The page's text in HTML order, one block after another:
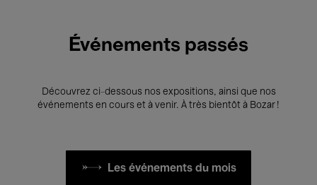
Événements passés
Découvrez ci-dessous nos expositions, ainsi que nos
événements en cours et à venir. À très bientôt à Bozar !
Les événements du mois